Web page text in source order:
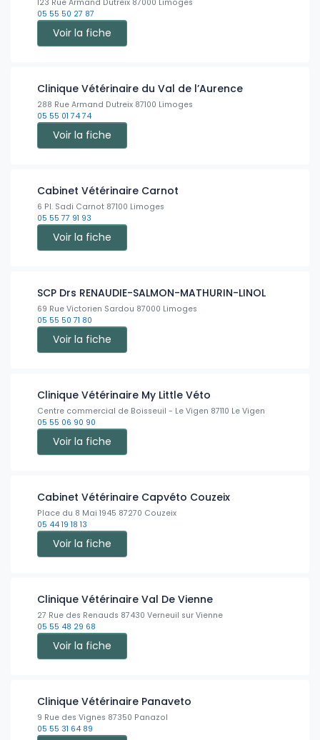
123 Rue Armand Dutreix 87000 Limoges
05 55 50 27 87
Voir la fiche
Clinique Vétérinaire du Val de l’Aurence
288 Rue Armand Dutreix 87100 Limoges
05 55 01 74 74
Voir la fiche
Cabinet Vétérinaire Carnot
6 Pl. Sadi Carnot 87100 Limoges
05 55 77 91 93
Voir la fiche
SCP Drs RENAUDIE-SALMON-MATHURIN-LINOL
69 Rue Victorien Sardou 87000 Limoges
05 55 50 71 80
Voir la fiche
Clinique Vétérinaire My Little Véto
Centre commercial de Boisseuil - Le Vigen 87110 Le Vigen
05 55 06 90 90
Voir la fiche
Cabinet Vétérinaire Capvéto Couzeix
Place du 8 Mai 1945 87270 Couzeix
05 44 19 18 13
Voir la fiche
Clinique Vétérinaire Val De Vienne
27 Rue des Renauds 87430 Verneuil sur Vienne
05 55 48 29 68
Voir la fiche
Clinique Vétérinaire Panaveto
9 Rue des Vignes 87350 Panazol
05 55 31 64 89